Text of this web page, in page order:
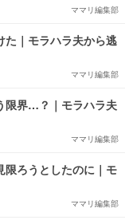
ママリ編集部
た｜モラハラ夫から逃
ママリ編集部
限界…？｜モラハラ夫
ママリ編集部
限ろうとしたのに｜モ
ママリ編集部